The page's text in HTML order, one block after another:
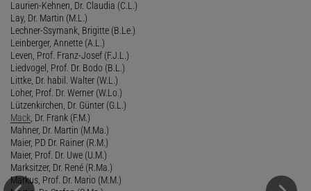
Laurien-Kehnen, Dr. Claudia (C.L.)
Lay, Dr. Martin (M.L.)
Lechner-Ssymank, Brigitte (B.Le.)
Leinberger, Annette (A.L.)
Leven, Prof. Franz-Josef (F.J.L.)
Liedvogel, Prof. Dr. Bodo (B.L.)
Littke, Dr. habil. Walter (W.L.)
Loher, Prof. Dr. Werner (W.Lo.)
Lützenkirchen, Dr. Günter (G.L.)
Mack , Dr. Frank (F.M.)
Mahner, Dr. Martin (M.Ma.)
Maier, PD Dr. Rainer (R.M.)
Maier, Prof. Dr. Uwe (U.M.)
Marksitzer, Dr. René (R.Ma.)
Markus, Prof. Dr. Mario (M.M.)